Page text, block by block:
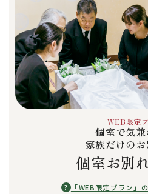
WEB限定
個室で気兼
家族だけの
個室お別
? 「WEB限定プラン」